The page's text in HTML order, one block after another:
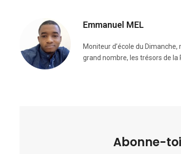
Emmanuel MEL
Moniteur d’école du
grand nombre, les trésors de la
Abonne-